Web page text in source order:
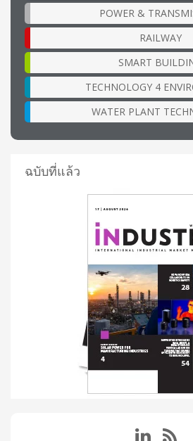
POWER &
RAILWAY
SMART
TECHNOLOGY 4
WATER PLANT
ฉบับที่แล้ว